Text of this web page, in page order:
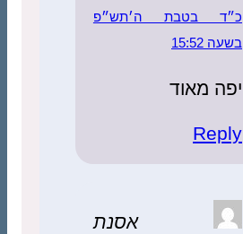
כ״ד בטבת ה׳תש״פ
בשעה 15:52
יפה מאוד
Reply
אסנת